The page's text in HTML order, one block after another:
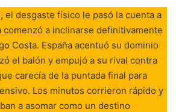
el desgaste físico le pasó la cuenta a
comenzó a inclinarse definitivamente
Costa. España acentuó su dominio
el balón y empujó a su rival contra
carecía de la puntada final para
Los minutos corrieron rápido y
a asomar como un destino